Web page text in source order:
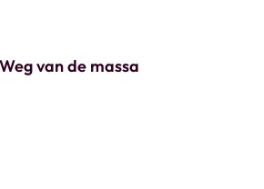
van de massa